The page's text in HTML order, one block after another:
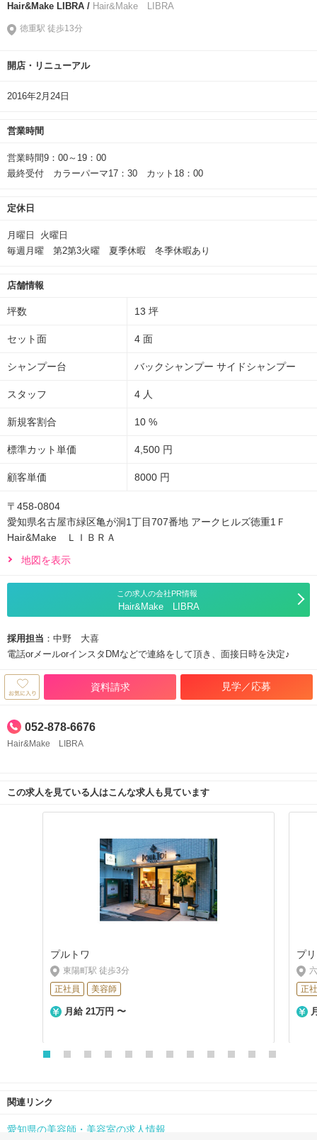
Hair&Make LIBRA / Hair&Make LIBRA
徳重駅 徒歩13分
開店・リニューアル
2016年2月24日
営業時間
営業時間9：00～19：00
最終受付 カラーパーマ17：30 カット18：00
定休日
月曜日 火曜日
毎週月曜 第2第3火曜 夏季休暇 冬季休暇あり
店舗情報
坪数 13 坪
セット面 4 面
シャンプー台 バックシャンプー サイドシャンプー
スタッフ 4 人
新規客割合 10 %
標準カット単価 4,500 円
顧客単価 8000 円
〒458-0804
愛知県名古屋市緑区亀が洞1丁目707番地 アークヒルズ徳重1Ｆ
Hair&Make ＬＩＢＲＡ
地図を表示
この求人の会社PR情報
Hair&Make LIBRA
採用担当 ：中野 大喜
電話orメールorインスタDMなどで連絡をして頂き、面接日時を決定♪
資料請求 見学／応募
052-878-6676
Hair&Make LIBRA
この求人を見ている人はこんな求人も見ています
プルトワ
東陽町駅 徒歩3分
正社員
美容師
月給 21万円 〜
プ
正
関連リンク
愛知県の美容師・美容室の求人情報